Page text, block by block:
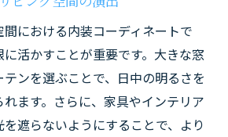
における内装コーディネートで
活かすことが重要です。大きな窓
ンを選ぶことで、日中の明るさを
ます。さらに、家具やインテリア
遮らないようにすることで、より